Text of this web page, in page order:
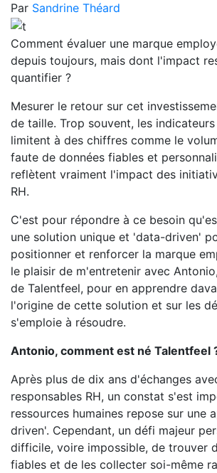
Par Sandrine Théard
Comment évaluer une marque
depuis toujours, mais dont l'impact
quantifier ?
Mesurer le retour sur cet
de taille. Trop souvent, les
limitent à des chiffres comme le
faute de données fiables et
reflètent vraiment l'impact des
RH.
C'est pour répondre à ce besoin
une solution unique et 'data-driven'
positionner et renforcer la marque
le plaisir de m'entretenir avec
de Talentfeel, pour en apprendre
l'origine de cette solution et sur les
s'emploie à résoudre.
Antonio, comment est né Talentfeel
Après plus de dix ans d'échanges
responsables RH, un constat s'est
ressources humaines repose sur une
driven'. Cependant, un défi majeur
difficile, voire impossible, de trouver
fiables et de les collecter soi-même